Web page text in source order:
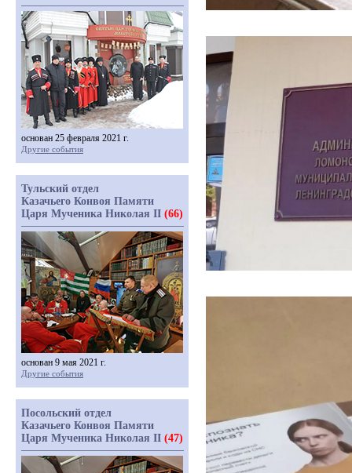
основан 25 февраля 2021 г.
Другие события
Тульский отдел
Казачьего Конвоя Памяти
Царя Мученика Николая II (66)
основан 9 мая 2021 г.
Другие события
Посольский отдел
Казачьего Конвоя Памяти
Царя Мученика Николая II (47)